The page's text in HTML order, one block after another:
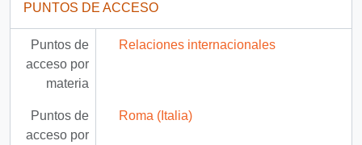
PUNTOS DE ACCESO
Puntos de
acceso por
materia
Relaciones internacionales
Puntos de
acceso por
Roma (Italia)